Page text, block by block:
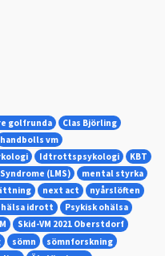
golfrunda
Clas Björling
handbolls vm
Idtrottspsykologi
KBT
(LMS)
mental styrka
next act
nyårslöften
hälsa idrott
Psykisk ohälsa
Skid-VM 2021 Oberstdorf
sömn
sömnforskning